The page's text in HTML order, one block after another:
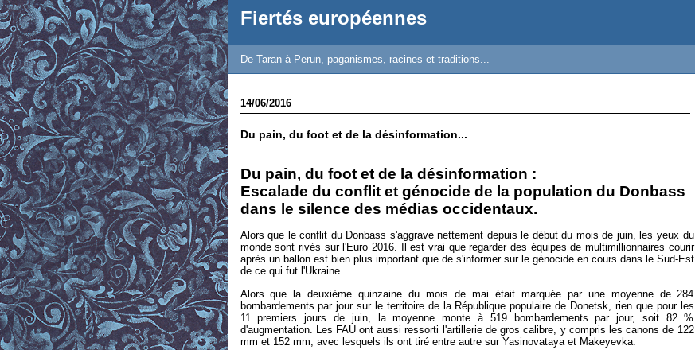
Fiertés européennes
De Taran à Perun, paganismes, racines et traditions...
14/06/2016
Du pain, du foot et de la désinformation...
Du pain, du foot et de la désinformation :
Escalade du conflit et génocide de la population du Donbass
dans le silence des médias occidentaux.
Alors que le conflit du Donbass s'aggrave nettement depuis le début du mois de juin, les yeux du
monde sont rivés sur l'Euro 2016. Il est vrai que regarder des équipes de multimillionnaires courir
après un ballon est bien plus important que de s'informer sur le génocide en cours dans le Sud-Est
de ce qui fut l'Ukraine.
Alors que la deuxième quinzaine du mois de mai était marquée par une moyenne de 284
bombardements par jour sur le territoire de la République populaire de Donetsk, rien que pour les
11 premiers jours de juin, la moyenne monte à 519 bombardements par jour, soit 82 %
d'augmentation. Les FAU ont aussi ressorti l'artillerie de gros calibre, y compris les canons de 122
mm et 152 mm, avec lesquels ils ont tiré entre autre sur Yasinovataya et Makeyevka.